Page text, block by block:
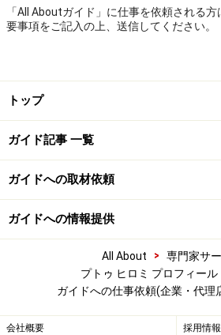
「All Aboutガイド」に仕事を依頼される
要事項をご記入の上、送信してください。
トップ
ガイド記事 一覧
ガイドへの取材依頼
ガイドへの情報提供
All About > 専門家サ
プトゥ ヒロミ プロフィール
ガイドへの仕事依頼(企業・代理
会社概要 採用情報